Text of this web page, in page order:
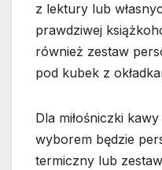
z lektury lub
prawdziwej
również zestaw
pod kubek z
Dla miłośniczki
wyborem będzie
termiczny lub